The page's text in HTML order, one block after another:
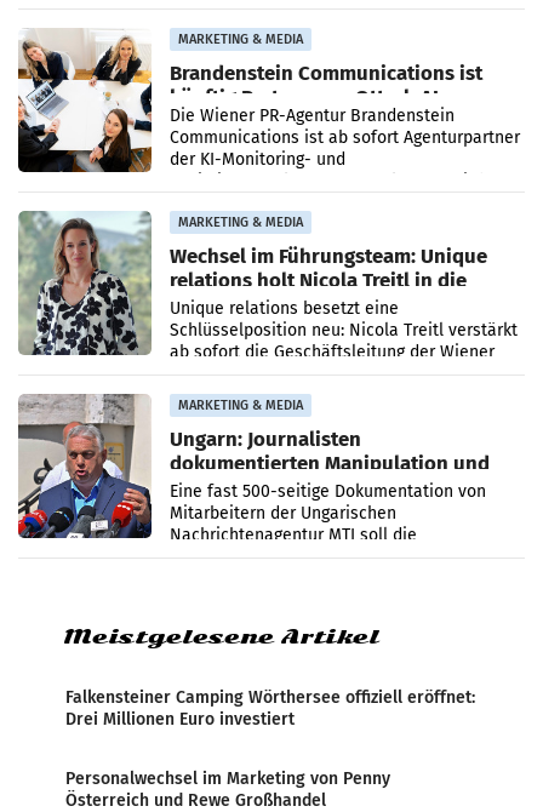
MARKETING & MEDIA
Brandenstein Communications ist
künftig Partner von OtterlyAI
Die Wiener PR-Agentur Brandenstein
Communications ist ab sofort Agenturpartner
der KI-Monitoring- und
MARKETING & MEDIA
Wechsel im Führungsteam: Unique
relations holt Nicola Treitl in die
Geschäftsleitung
Unique relations besetzt eine
Schlüsselposition neu: Nicola Treitl verstärkt
ab sofort die Geschäftsleitung der Wiener
PR-Agentur an der Seite von Josef Kalina und
Anna Kalina-Mahr.
MARKETING & MEDIA
Ungarn: Journalisten
dokumentierten Manipulation und
Zensur
Eine fast 500-seitige Dokumentation von
Mitarbeitern der Ungarischen
Nachrichtenagentur MTI soll die
systematische Nachrichten-Manipulation und
Meistgelesene Artikel
Falkensteiner Camping Wörthersee offiziell eröffnet:
Drei Millionen Euro investiert
Personalwechsel im Marketing von Penny
Österreich und Rewe Großhandel